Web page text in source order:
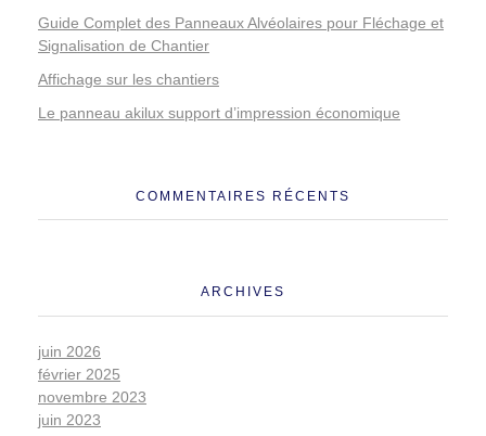
Guide Complet des Panneaux Alvéolaires pour Fléchage et
Signalisation de Chantier
Affichage sur les chantiers
Le panneau akilux support d’impression économique
COMMENTAIRES RÉCENTS
ARCHIVES
juin 2026
février 2025
novembre 2023
juin 2023